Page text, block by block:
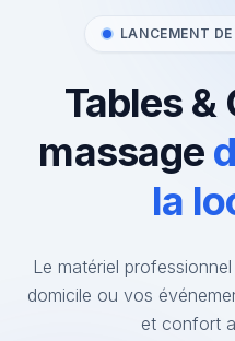
LANCEMENT
Tables &
massage
la
Le matériel
domicile ou vos
et confort